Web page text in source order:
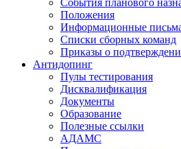
События планового
Положения
Информационные
Списки сборных команд
Приказы о
Антидопинг
Пулы тестирования
Дисквалификация
Документы
Образование
Полезные ссылки
АДАМС